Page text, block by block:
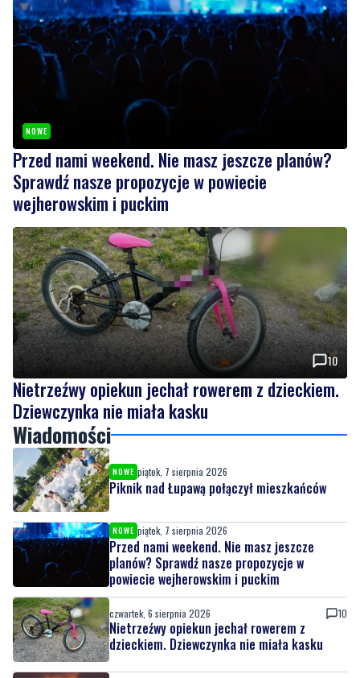
NOWE
Przed nami weekend. Nie masz jeszcze planów?
Sprawdź nasze propozycje w powiecie
wejherowskim i puckim
10
Nietrzeźwy opiekun jechał rowerem z dzieckiem.
Dziewczynka nie miała kasku
Wiadomości
NOWE piątek, 7 sierpnia 2026
Piknik nad Łupawą połączył mieszkańców
NOWE piątek, 7 sierpnia 2026
Przed nami weekend. Nie masz jeszcze
powiecie wejherowskim i puckim
czwartek, 6 sierpnia 2026
Nietrzeźwy opiekun jechał rowerem z
dzieckiem. Dziewczynka nie miała kasku
czwartek, 6 sierpnia 2026
Weekend pełen atrakcji w powiecie